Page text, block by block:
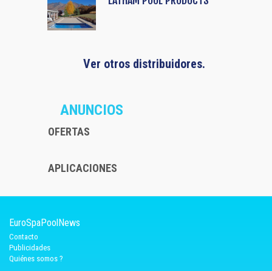
Ver otros distribuidores.
ANUNCIOS
OFERTAS
APLICACIONES
EuroSpaPoolNews
Contacto
Publicidades
Quiénes somos ?